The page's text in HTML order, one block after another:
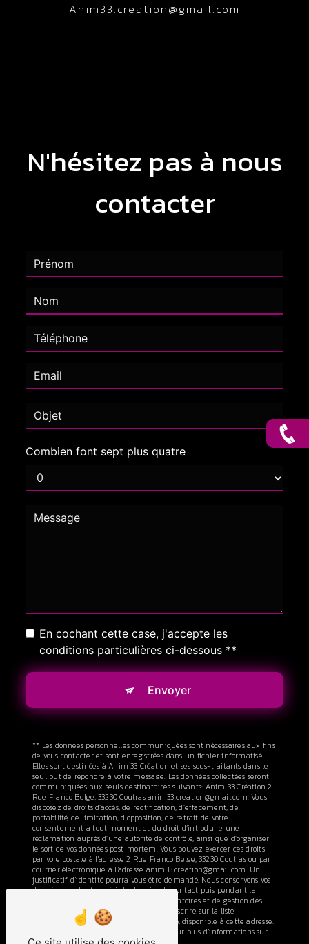
anim33.creation@gmail.com
N'hésitez pas à nous
contacter
Combien font sept plus quatre
En cochant cette case, j'accepte les
conditions particulières ci-dessous **
Envoyer
** Les données personnelles communiquées sont nécessaires aux fins
de vous contacter et sont enregistrées dans un fichier informatisé.
Elles sont destinées à Anim 33 Création et ses sous-traitants dans le
seul but de répondre à votre message. Les données collectées seront
communiquées aux seuls destinataires suivants: Anim 33 Création 2
Rue Franco Belge, 33230 Coutras anim33.creation@gmail.com. Vous
disposez de droits d’accès, de rectification, d’effacement, de
portabilité, de limitation, d’opposition, de retrait de votre
consentement à tout moment et du droit d’introduire une
réclamation auprès d’une autorité de contrôle, ainsi que d’organiser
le sort de vos données post-mortem. Vous pouvez exercer ces droits
par voie postale à l'adresse 2 Rue Franco Belge, 33230 Coutras ou par
courrier électronique à l'adresse anim33.creation@gmail.com. Un
justificatif d'identité pourra vous être demandé. Nous conservons vos
données pendant la période de prise de contact puis pendant la
durée de prescription légale aux fins probatoires et de gestion des
contentieux. Vous avez le droit de vous inscrire sur la liste
d'opposition au démarchage téléphonique, disponible à cette adresse:
. Consultez le site cnil.fr pour plus d’informations sur